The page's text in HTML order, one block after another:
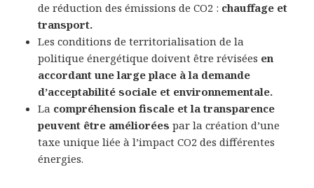
de réduction des émissions de CO2 : chauffage et
transport.
Les conditions de territorialisation de la
politique énergétique doivent être révisées en
accordant une large place à la demande
d’acceptabilité sociale et environnementale.
La compréhension fiscale et la transparence
peuvent être améliorées par la création d’une
taxe unique liée à l’impact CO2 des différentes
énergies.